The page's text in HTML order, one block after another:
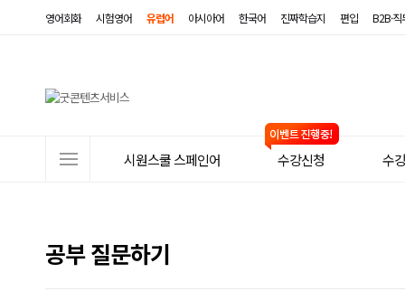
영어회화 시험영어 유럽어 아시아어 한국어 진짜학습지 편입 B2B·
뉴
시원스쿨 스페인어 수강신청 수
공부 질문하기